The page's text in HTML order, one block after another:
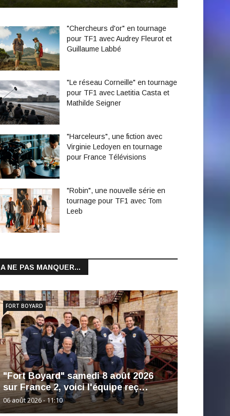
"Chercheurs d'or" en tournage
pour TF1 avec Audrey Fleurot et
Guillaume Labbé
"Le réseau Corneille" en tournage
pour TF1 avec Laetitia Casta et
Mathilde Seigner
"Harceleurs", une fiction avec
Virginie Ledoyen en tournage
pour France Télévisions
"Robin", une nouvelle série en
tournage pour TF1 avec Tom
Leeb
A NE PAS MANQUER...
"Fort Boyard" samedi 8 août 2026
sur France 2, voici l'équipe reç…
06 août 2026 - 11:10
FORT BOYARD